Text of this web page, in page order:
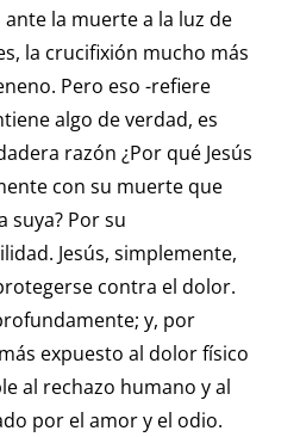
la muerte a la luz de
la crucifixión mucho más
Pero eso -refiere
algo de verdad, es
razón ¿Por qué Jesús
con su muerte que
suya? Por su
Jesús, simplemente,
contra el dolor.
y, por
expuesto al dolor físico
al rechazo humano y al
por el amor y el odio.